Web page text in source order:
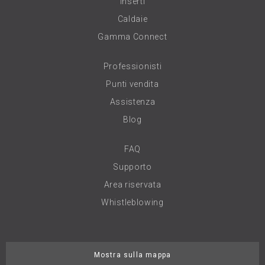
Caldaie
Gamma Connect
Professionisti
Punti vendita
Assistenza
Blog
FAQ
Supporto
Area riservata
Whistleblowing
Mostra sulla mappa